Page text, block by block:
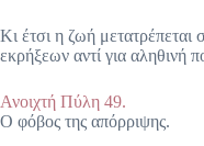
Κι έτσι η ζωή μετατρέπεται
εκρήξεων αντί για αληθινή
Ανοιχτή Πύλη 49.
Ο φόβος της απόρριψης.